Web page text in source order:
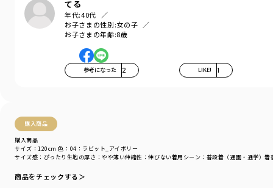
てる
年代:40代
お子さまの性別:女の子
お子さまの年齢:8歳
参考になった 2 LIKE! 1
購入商品
購入商品
サイズ感 ：ぴったり 生地の厚さ ：やや薄い伸縮性 ：伸びない着用シーン ：普段着（通園・通学）着
サイズ：120cm 色：04：ラビット_アイボリー
商品をチェックする＞
伸縮性：あり
透け感：02:フラワー_ホワイト/ややあり
04:ラビット_アイボリー/ややあり
91:スケボー_ホワイト/ややあり
94:くるま_アイボリー/ややあり
その他カラー/なし
21：ブルー
35:ハンバーガー_オレンジ
37：ローズピンク
91:スケボー_ホワイト
93:ハンバーガー_ダークグリーン